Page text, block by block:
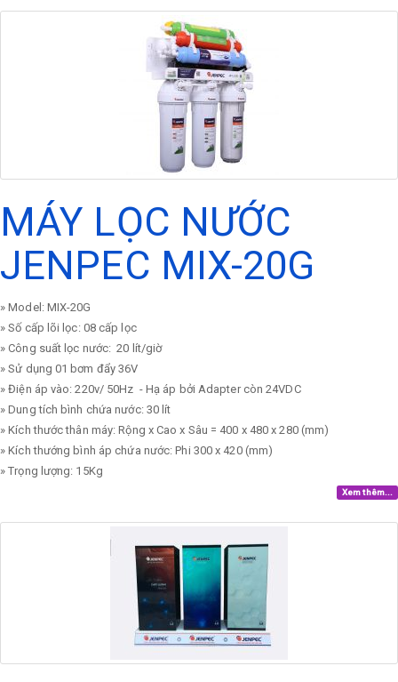
MÁY LỌC NƯỚC
JENPEC MIX-20G
» Model: MIX-20G
» Số cấp lõi lọc: 08 cấp lọc
» Công suất lọc nước: 20 lít/giờ
» Sử dụng 01 bơm đẩy 36V
» Điện áp vào: 220v/ 50Hz - Hạ áp bởi Adapter còn 24VDC
» Dung tích bình chứa nước: 30 lít
» Kích thước thân máy: Rộng x Cao x Sâu = 400 x 480 x 280 (mm)
» Kích thướng bình áp chứa nước: Phi 300 x 420 (mm)
» Trọng lượng: 15Kg
Xem thêm...